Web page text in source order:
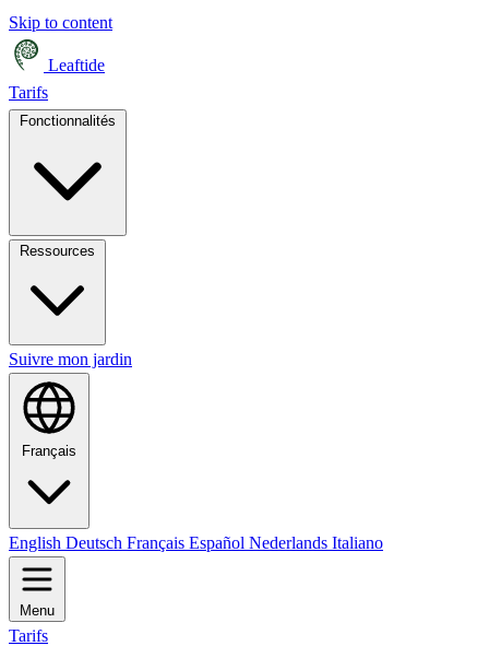
Skip to content
Leaftide
Tarifs
Suivre mon jardin
Français
English Deutsch Français Español Nederlands Italiano
Menu
Tarifs